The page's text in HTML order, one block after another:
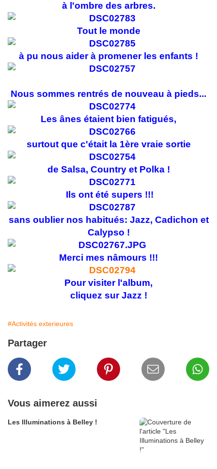
à l'ombre des arbres.
Tout le monde
à pu nous aider à promener les enfants !
Nous sommes rentrés de nouveau à pieds...
Les ânes étaient bien fatigués,
surtout que c'était la 1ère vraie sortie
de Salsa, Country et Polka !
Ils ont été supers !!!
sans oublier nos habitués: Jazz, Cadichon et
Calypso !
Merci mes nâmours !!!
Pour visiter l'album,
cliquez sur Jazz !
#Activités exterieures
Partager
Vous aimerez aussi
Les Illuminations à Belley !